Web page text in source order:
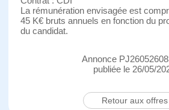
La rémunération envisagée est
45 K€ bruts annuels en fonction du
du candidat.
Annonce
publiée le 26/05/
Retour aux offres